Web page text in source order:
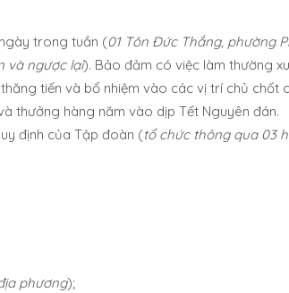
trong tuần (01 Tôn Đức Thắng, phường
và ngược lại). Bảo đảm có việc làm thường
tiến và bổ nhiệm vào các vị trí chủ chốt
thưởng hàng năm vào dịp Tết Nguyên đán.
định của Tập đoàn (tổ chức thông qua 03
phương);